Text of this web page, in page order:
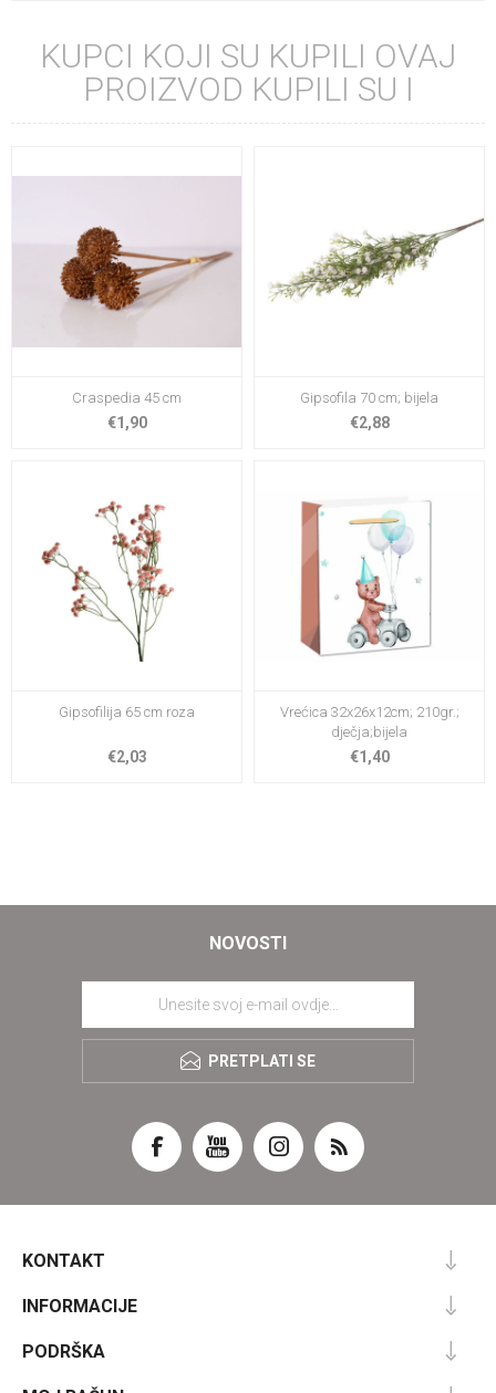
KUPCI KOJI SU KUPILI OVAJ
PROIZVOD KUPILI SU I
Craspedia 45 cm
€1,90
Gipsofila 70 cm; bijela
€2,88
Gipsofilija 65 cm roza
€2,03
Vrećica 32x26x12cm; 210gr.;
dječja;bijela
€1,40
NOVOSTI
PRETPLATI SE
KONTAKT
INFORMACIJE
PODRŠKA